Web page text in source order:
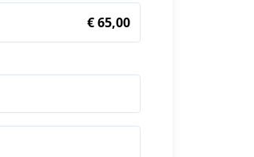
€ 65,00